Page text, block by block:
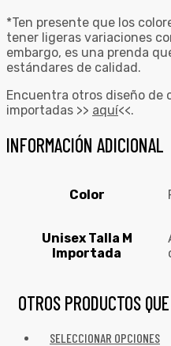
*Ten presente que los
tener ligeras variaciones
embargo, es una prenda
estándares de calidad.
Encuentra otros diseño de
importadas >> aquí<<.
INFORMACIÓN ADICIONAL
Color
Unisex Talla M
Importada
OTROS PRODUCTOS
SELECCIONAR OPCIONES